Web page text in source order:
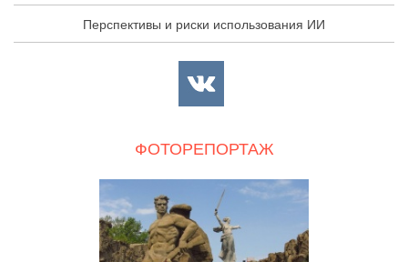
Перспективы и риски использования ИИ
ФОТОРЕПОРТАЖ